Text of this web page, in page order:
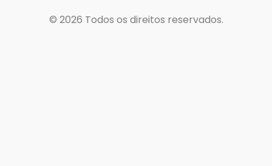
© 2026 Todos os direitos reservados.